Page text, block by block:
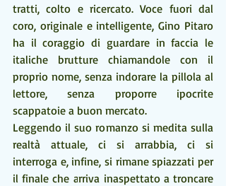
tratti, colto e ricercato. Voce fuori dal
coro, originale e intelligente, Gino Pitaro
ha il coraggio di guardare in faccia le
italiche brutture chiamandole con il
proprio nome, senza indorare la pillola al
lettore, senza proporre ipocrite
scappatoie a buon mercato.
Leggendo il suo romanzo si medita sulla
realtà attuale, ci si arrabbia, ci si
interroga e, infine, si rimane spiazzati per
il finale che arriva inaspettato a troncare